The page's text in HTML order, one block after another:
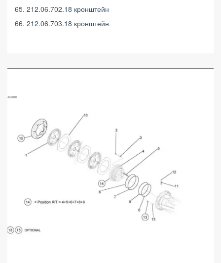
65. 212.06.702.18 кронштейн
66. 212.06.703.18 кронштейн